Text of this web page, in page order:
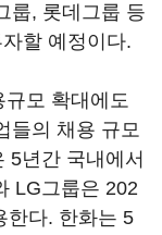
룹, 롯데그룹 등
할 예정이다.
모 확대에도
들의 채용 규모
5년간 국내에서
LG그룹은 202
한다. 한화는 5